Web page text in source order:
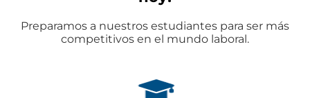
Preparamos a nuestros estudiantes para ser más
competitivos en el mundo laboral.